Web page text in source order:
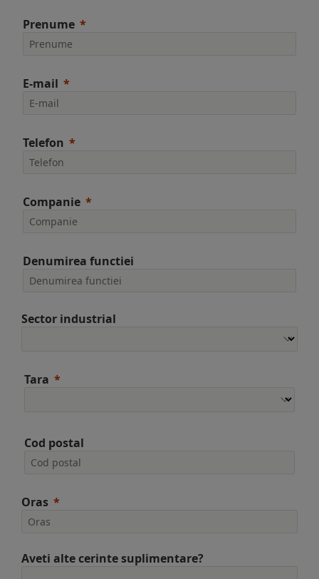
Prenume
E-mail
Telefon
Companie
Denumirea functiei
Sector industrial
Tara
Cod postal
Oras
Aveti alte cerinte suplimentare?